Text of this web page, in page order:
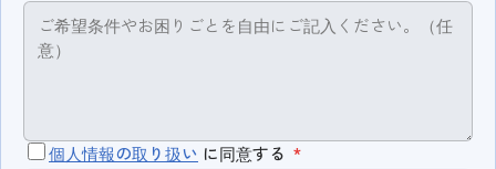
個人情報の取り扱い に同意する *